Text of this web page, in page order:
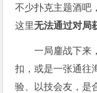
不少扑克主题酒吧
这里无法通过对局
一局鏖战下来
扣，或是一张通往
验、以技会友，是